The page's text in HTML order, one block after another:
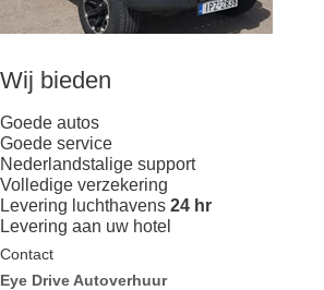
Wij bieden
Goede autos
Goede service
Nederlandstalige support
Volledige verzekering
Levering luchthavens 24 hr
Levering aan uw hotel
Contact
Eye Drive Autoverhuur